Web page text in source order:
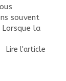
souvent
la
Lire l'article